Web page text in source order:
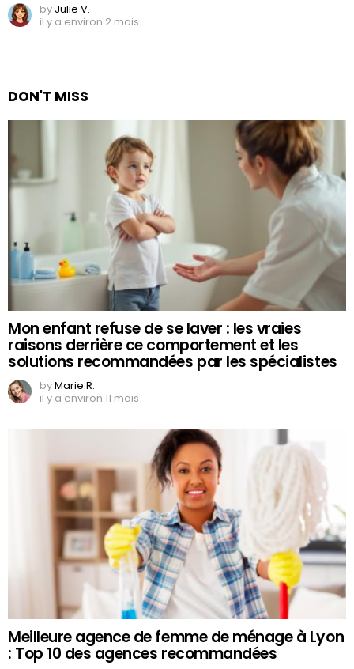
by Julie V.
il y a environ 2 mois
DON'T MISS
Mon enfant refuse de se laver : les vraies
raisons derrière ce comportement et les
solutions recommandées par les spécialistes
byMarie R.
il y a environ 11 mois
Meilleure agence de femme de ménage à Lyon
: Top 10 des agences recommandées